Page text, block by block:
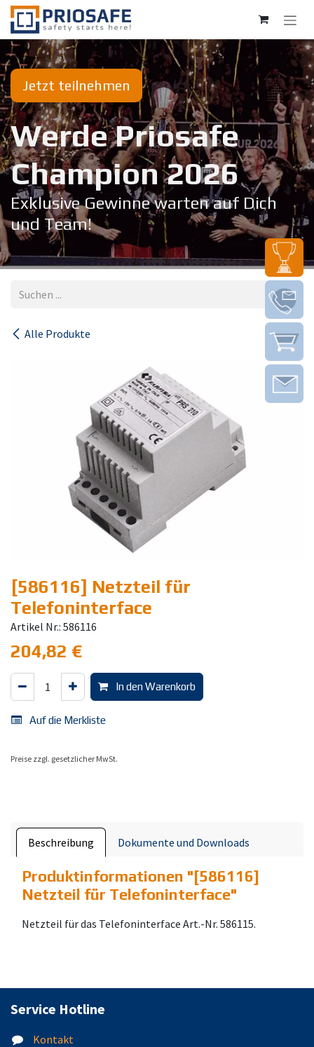
Zum Inhalt springen
Jetzt teilnehmen
Werde Priosafe
Champion 20​26
Exklusive Gewinne warten auf Dich
und Team!
Alle Produkte
[586116] Netzteil für
Telefoninterface
Artikel Nr.: 586116
204,82 €
In den Warenkorb
Auf die Merkliste
Preise zzgl. gesetzlicher MwSt.
Beschreibung Dokumente und Downloads
Produktinformationen "[586116]
Netzteil für Telefoninterface"
Netzteil für das Telefoninterface Art.-Nr. 586115.
Service Hotline
Kontakt